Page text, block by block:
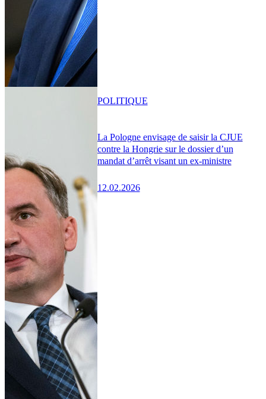
La Pologne envisage de saisir la CJUE
contre la Hongrie sur le dossier d’un
mandat d’arrêt visant un ex-ministre
12.02.2026
POLITIQUE